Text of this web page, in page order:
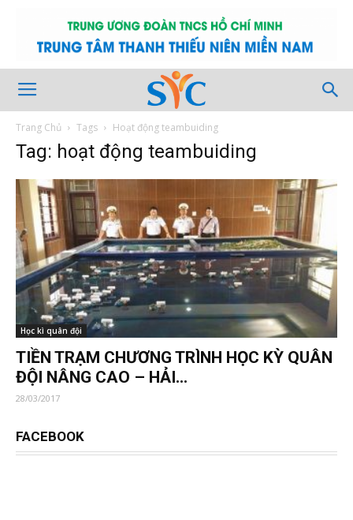
Trang Chủ Tags Hoạt động teambuiding
Tag: hoạt động teambuiding
Học kì quân đội
TIỀN TRẠM CHƯƠNG TRÌNH HỌC KỲ QUÂN
ĐỘI NÂNG CAO – HẢI...
28/03/2017
FACEBOOK